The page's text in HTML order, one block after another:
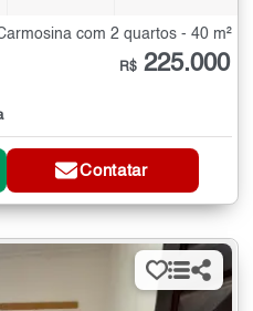
com 2 quartos - 40 m²
R$ 225.000
Contatar